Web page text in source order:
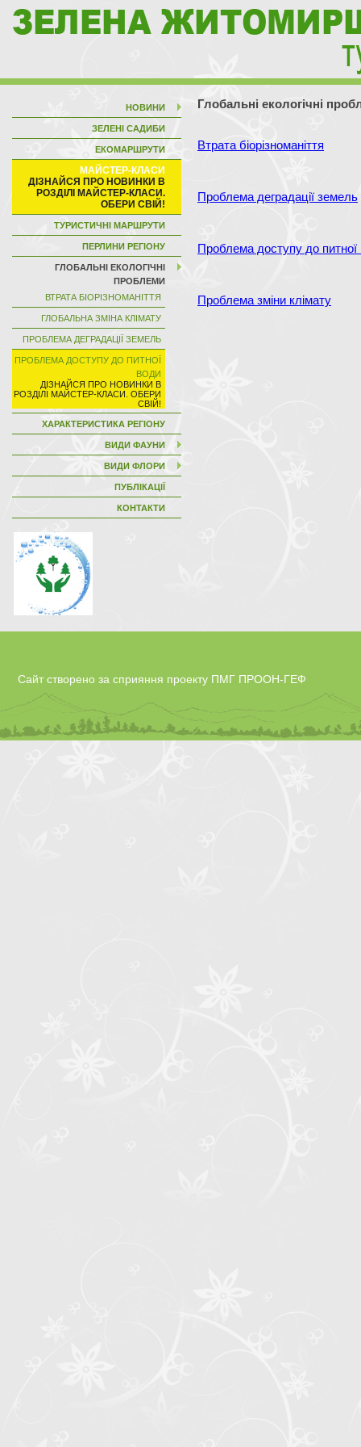
НОВИНИ
ЗЕЛЕНІ САДИБИ
ЕКОМАРШРУТИ
МАЙСТЕР-КЛАСИ
ТУРИСТИЧНІ МАРШРУТИ
ПЕРЛИНИ РЕГІОНУ
ГЛОБАЛЬНІ ЕКОЛОГІЧНІ
ПРОБЛЕМИ
ВТРАТА БІОРІЗНОМАНІТТЯ
ГЛОБАЛЬНА ЗМІНА КЛІМАТУ
ПРОБЛЕМА ДЕГРАДАЦІЇ ЗЕМЕЛЬ
ПРОБЛЕМА ДОСТУПУ ДО ПИТНОЇ
ВОДИ
ХАРАКТЕРИСТИКА РЕГІОНУ
ВИДИ ФАУНИ
ВИДИ ФЛОРИ
ПУБЛІКАЦІЇ
КОНТАКТИ
Глобальні екологічні
Втрата біорізноманіття
Проблема деградації земель
Проблема доступу до питної
Проблема зміни клімату
Сайт створено за сприяння проекту ПМГ ПРООН-ГЕФ